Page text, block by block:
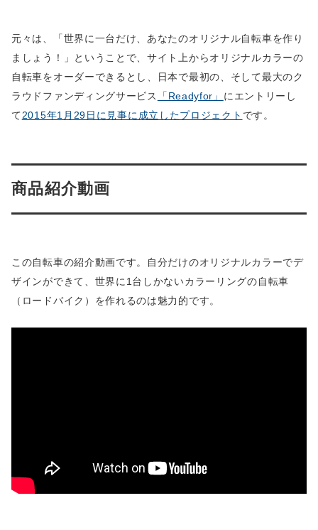
元々は、「世界に一台だけ、あなたのオリジナル自転車を作り
ましょう！」ということで、サイト上からオリジナルカラーの
自転車をオーダーできるとし、日本で最初の、そして最大のク
ラウドファンディングサービス
「Readyfor」 にエントリーし
て2015年1月29日に見事に成立したプロジェクト です。
商品紹介動画
この自転車の紹介動画です。自分だけのオリジナルカラーでデ
ザインができて、世界に1台しかないカラーリングの自転車
（ロードバイク）を作れるのは魅力的です。